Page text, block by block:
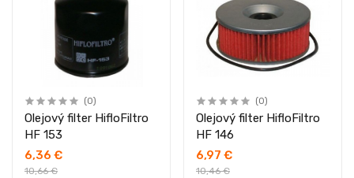
(0)
Olejový filter HifloFiltro
HF 153
6,36 €
10,66 €
(0)
Olejový filter HifloFiltro
HF 146
6,97 €
10,46 €